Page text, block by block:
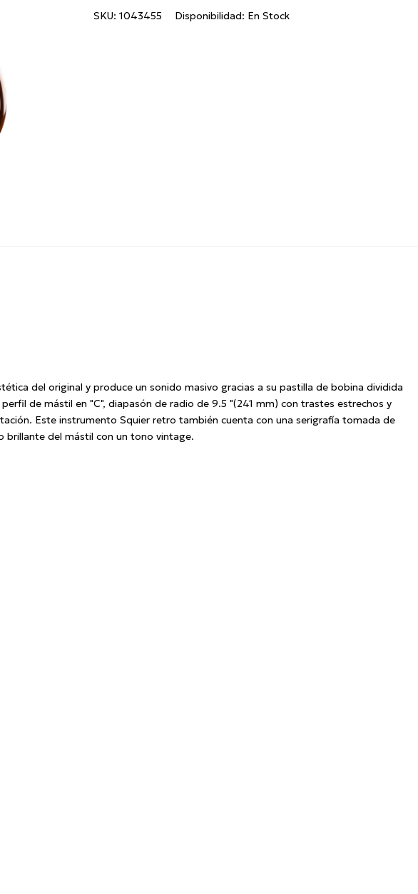
alargar
SKU: 1043455 Disponibilidad: En Stock
del original y produce un sonido masivo gracias a su pastilla de bobina dividida
de mástil en "C", diapasón de radio de 9.5 "(241 mm) con trastes estrechos y
Este instrumento Squier retro también cuenta con una serigrafía tomada de
brillante del mástil con un tono vintage.